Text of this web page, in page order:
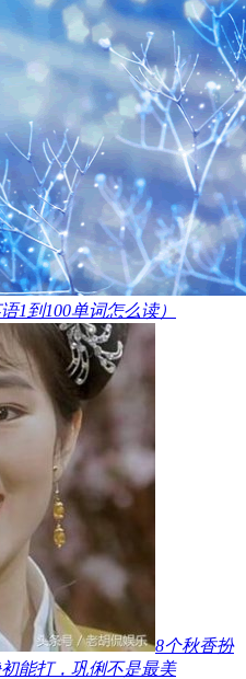
1到100单词怎么读）
​8个秋香扮
能打，巩俐不是最美